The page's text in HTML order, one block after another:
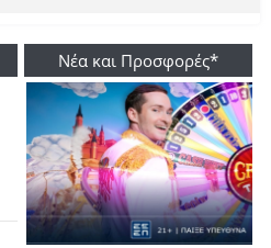
Νέα και Προσφορές*